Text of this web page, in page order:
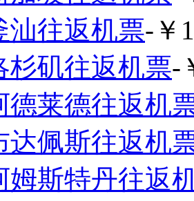
汕往返机票-￥
杉矶往返机票-
德莱德往返机
达佩斯往返机
姆斯特丹往返